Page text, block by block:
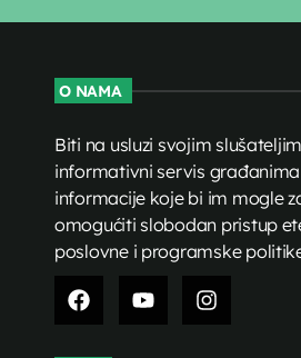
O NAMA
Biti na usluzi svojim
informativni servis
informacije koje bi im mogle
omogućiti slobodan pristup
poslovne i programske